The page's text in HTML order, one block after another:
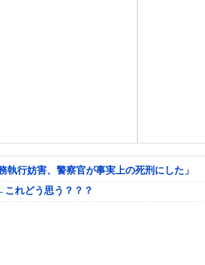
行妨害、警察官が事実上の死刑にした」
れどう思う？？？